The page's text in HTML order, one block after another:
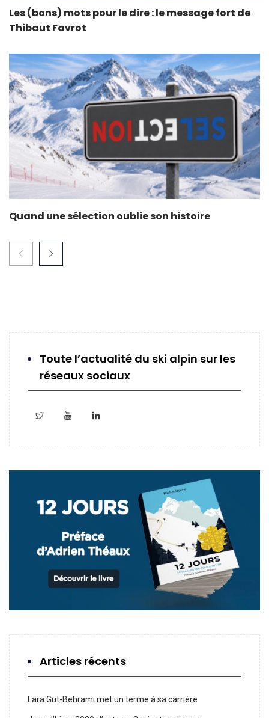
Les (bons) mots pour le dire : le message fort de
Thibaut Favrot
Quand une sélection oublie son histoire
Toute l’actualité du ski alpin sur les
réseaux sociaux
Articles récents
Lara Gut-Behrami met un terme à sa carrière